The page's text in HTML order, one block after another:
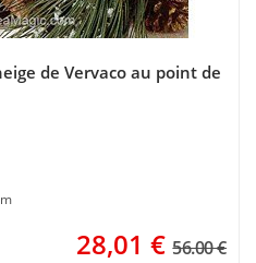
de Vervaco au point de
28,01 € 56.00 €